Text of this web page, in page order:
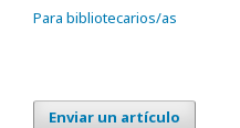
Para bibliotecarios/as
Enviar un artículo